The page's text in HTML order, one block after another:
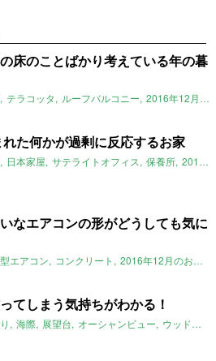
床のことばかり考えている年の暮
テラコッタ ルーフバルコニー 2016年12月のおすすめ
た何かが過剰に反応するお家
日本家屋 サテライトオフィス 保養所 2016年12月のおすすめ
なエアコンの形がどうしても気に
エアコン コンクリート 2016年12月のおすすめ
てしまう気持ちがわかる！
海際 展望台 オーシャンビュー ウッドデッキ